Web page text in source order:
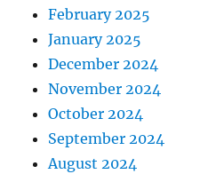
February 2025
January 2025
December 2024
November 2024
October 2024
September 2024
August 2024